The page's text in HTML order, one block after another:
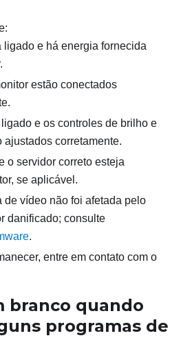
ligado e há energia fornecida
estão conectados
e os controles de brilho e
ajustados corretamente.
o servidor correto esteja
se aplicável.
de vídeo não foi afetada pelo
danificado; consulte
.
entre em contato com o
branco quando
programas de